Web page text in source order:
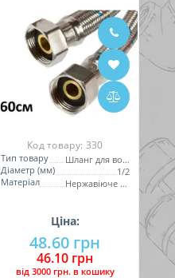
Код товару: 330
Тип товару
Шланг для води
Діаметр (мм)
1/2
Матеріал
Нержавіюче обплетення
Ціна:
48.60 грн
46.10 грн
вiд 3000 грн. в кошику